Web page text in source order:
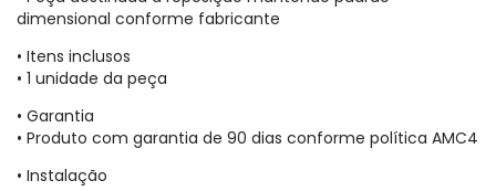
dimensional conforme fabricante
• Itens inclusos
• 1 unidade da peça
• Garantia
• Produto com garantia de 90 dias conforme política AMC4
• Instalação